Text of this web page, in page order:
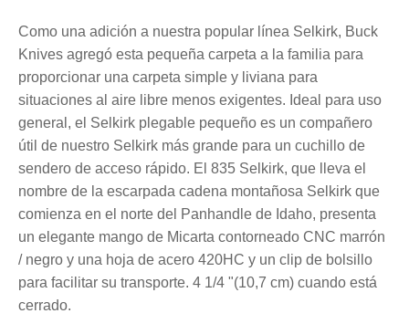
Como una adición a nuestra popular línea Selkirk, Buck
Knives agregó esta pequeña carpeta a la familia para
proporcionar una carpeta simple y liviana para
situaciones al aire libre menos exigentes. Ideal para uso
general, el Selkirk plegable pequeño es un compañero
útil de nuestro Selkirk más grande para un cuchillo de
sendero de acceso rápido. El 835 Selkirk, que lleva el
nombre de la escarpada cadena montañosa Selkirk que
comienza en el norte del Panhandle de Idaho, presenta
un elegante mango de Micarta contorneado CNC marrón
/ negro y una hoja de acero 420HC y un clip de bolsillo
para facilitar su transporte. 4 1/4 "(10,7 cm) cuando está
cerrado.